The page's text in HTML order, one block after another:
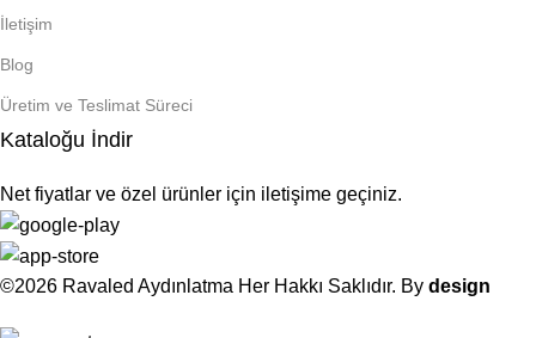
İletişim
Blog
Üretim ve Teslimat Süreci
Kataloğu İndir
Net fiyatlar ve özel ürünler için iletişime geçiniz.
©2026 Ravaled Aydınlatma Her Hakkı Saklıdır. By design